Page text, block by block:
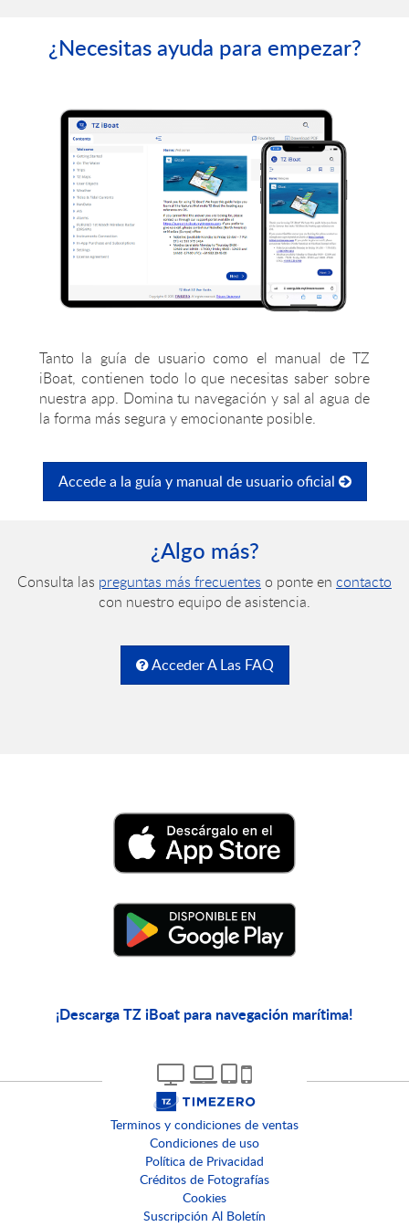
¿Necesitas ayuda para empezar?
Tanto la guía de usuario como el manual de TZ
iBoat, contienen todo lo que necesitas saber sobre
nuestra app. Domina tu navegación y sal al agua de
la forma más segura y emocionante posible.
Accede a la guía y manual de usuario oficial
¿Algo más?
Consulta las preguntas más frecuentes o ponte en contacto
con nuestro equipo de asistencia.
Acceder A Las FAQ
¡Descarga TZ iBoat para navegación marítima!
Terminos y condiciones de ventas
Condiciones de uso
Política de Privacidad
Créditos de Fotografías
Cookies
Suscripción Al Boletín